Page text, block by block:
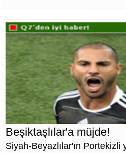
Beşiktaşlılar'a müjde!
Siyah-Beyazlılar'ın Portekizli